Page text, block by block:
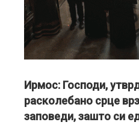
Ирмос: Господи,
расколебано срце
заповеди, зашто си